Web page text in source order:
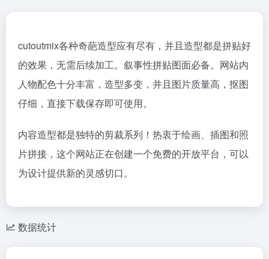
cutoutmix各种奇葩造型应有尽有，并且造型都是拼贴好
的效果，无需后续加工。叙事性拼贴图面必备。网站内
人物配色十分丰富，造型多变，并且图片质量高，抠图
仔细，直接下载保存即可使用。
内容造型都是独特的剪裁系列！热衷于绘画、插图和照
片拼接，这个网站正在创建一个免费的开放平台，可以
为设计提供新的灵感切口。
数据统计